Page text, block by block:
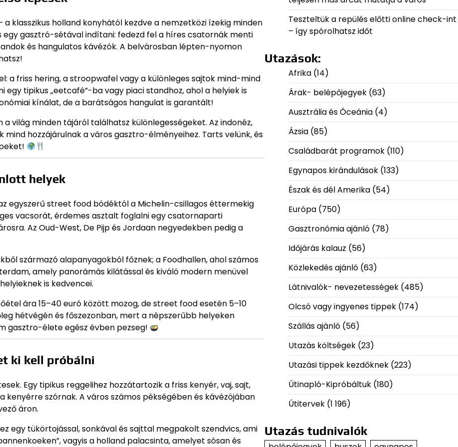
klasszikus holland konyhától kezdve a nemzetközi ízekig minden
gasztró-sétával indítani: fedezd fel a híres csatornák menti
és hangulatos kávézók. A belvárosban lépten-nyomon
a friss hering, a stroopwafel vagy a különleges sajtok mind-mind
tipikus „eetcafé”-ba vagy piaci standhoz, ahol a helyiek is
kínálat, de a barátságos hangulat is garantált!
világ minden tájáról találhatsz különlegességeket. Az indonéz,
hozzájárulnak a város gasztro-élményeihez. Tarts velünk, és
helyek
egyszerű street food bódéktól a Michelin-csillagos éttermekig
vacsorát, érdemes asztalt foglalni egy csatornaparti
Az Oud-West, De Pijp és Jordaan negyedekben pedig a
származó alapanyagokból főznek; a Foodhallen, ahol számos
amely panorámás kilátással és kiváló modern menüvel
is kedvencei.
ára 15–40 euró között mozog, de street food esetén 5–10
hétvégén és főszezonban, mert a népszerűbb helyeken
gasztro-élete egész évben pezseg!
ki kell próbálni
Egy tipikus reggelihez hozzátartozik a friss kenyér, vaj, sajt,
kenyérre szórnak. A város számos pékségében és kávézójában
áron.
egy tükörtojással, sonkával és sajttal megpakolt szendvics, ami
vagyis a holland palacsinta, amelyet sósan és
Teszteltük a repülés előtti online check-int
– így spórolhatsz időt
Utazások:
Afrika(14)
Árak- belépőjegyek(63)
Ausztrália és Óceánia(4)
Ázsia(85)
Családbarát programok(110)
Egynapos kirándulások(133)
Észak és dél Amerika(54)
Európa(750)
Gasztronómia ajánló(78)
Időjárás kalauz (56)
Közlekedés ajánló(63)
Látnivalók- nevezetességek(485)
Olcsó vagy ingyenes tippek(174)
Szállás ajánló(56)
Utazás költségek(23)
Utazási tippek kezdőknek(223)
Útinapló-Kipróbáltuk(180)
Útitervek(1 196)
Utazás tudnivalók